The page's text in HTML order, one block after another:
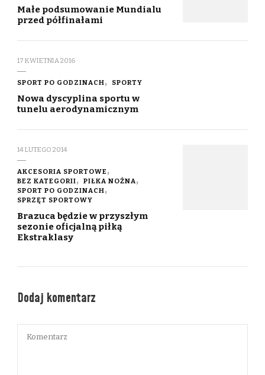
Małe podsumowanie Mundialu
przed półfinałami
17 KWIETNIA 2016
SPORT PO GODZINACH SPORTY
Nowa dyscyplina sportu w
tunelu aerodynamicznym
14 LUTEGO 2014
AKCESORIA SPORTOWE
BEZ KATEGORII
PIŁKA NOŻNA
SPORT PO GODZINACH
SPRZĘT SPORTOWY
Brazuca będzie w przyszłym
sezonie oficjalną piłką
Ekstraklasy
Dodaj komentarz